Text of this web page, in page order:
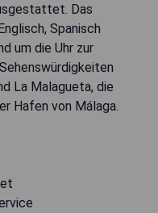
Das
Spanisch
um die Uhr zur
La Malagueta, die
Hafen von Málaga.